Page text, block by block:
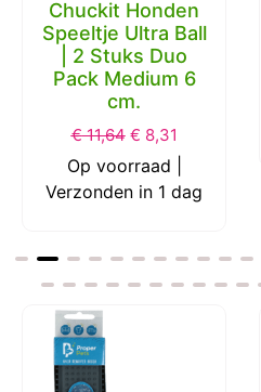
Chuckit Honden
Speeltje Ultra Ball
| 2 Stuks Duo
Pack Medium 6
cm.
€11,64 € 8,31
Op voorraad |
Verzonden in 1 dag